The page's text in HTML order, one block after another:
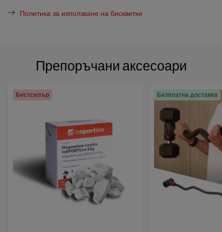
Препоръчани аксесоари
Бестселър Безплатна доставка
Политика за използване на бисквитки